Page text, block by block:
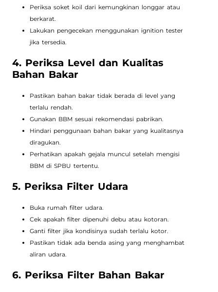
Periksa soket koil dari kemungkinan longgar atau
berkarat.
Lakukan pengecekan menggunakan ignition tester
jika tersedia.
4. Periksa Level dan Kualitas
Bahan Bakar
Pastikan bahan bakar tidak berada di level yang
terlalu rendah.
Gunakan BBM sesuai rekomendasi pabrikan.
Hindari penggunaan bahan bakar yang kualitasnya
diragukan.
Perhatikan apakah gejala muncul setelah mengisi
BBM di SPBU tertentu.
5. Periksa Filter Udara
Buka rumah filter udara.
Cek apakah filter dipenuhi debu atau kotoran.
Ganti filter jika kondisinya sudah terlalu kotor.
Pastikan tidak ada benda asing yang menghambat
aliran udara.
6. Periksa Filter Bahan Bakar